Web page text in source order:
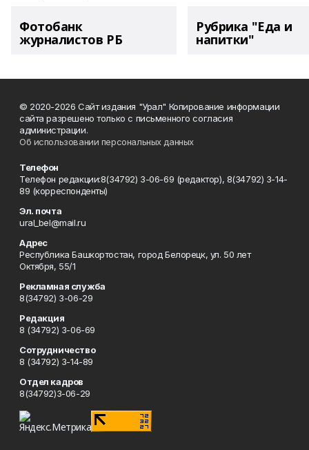
Фотобанк
журналистов РБ
Рубрика "Еда и
напитки"
© 2020-2026 Сайт издания "Урал" Копирование информации
сайта разрешено только с письменного согласия
администрации.
Об использовании персональных данных
Телефон
Телефон редакции:8(34792) 3-06-69 (редактор), 8(34792) 3-14-
89 (корреспонденты)
Эл. почта
ural_bel@mail.ru
Адрес
Республика Башкортостан, город Белорецк, ул. 50 лет
Октября, 55/1
Рекламная служба
8(34792) 3-06-29
Редакция
8 (34792) 3-06-69
Сотрудничество
8 (34792) 3-14-89
Отдел кадров
8(34792)3-06-29